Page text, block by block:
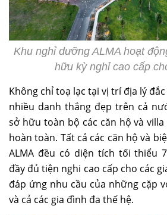
Khu nghỉ dưỡng ALMA hoạt
hữu kỳ nghỉ cao cấp
Không chỉ toạ lạc tại vị trí địa lý
nhiều danh thắng đẹp trên cả
sở hữu toàn bộ các căn hộ và
hoàn toàn. Tất cả các căn hộ và
ALMA đều có diện tích tối thiểu
đầy đủ tiện nghi cao cấp cho các
đáp ứng nhu cầu của những cặp
và cả các gia đình đa thế hệ.